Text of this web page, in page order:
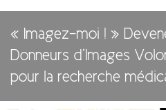
« Imagez-moi ! »
Donneurs d’Images
pour la recherche